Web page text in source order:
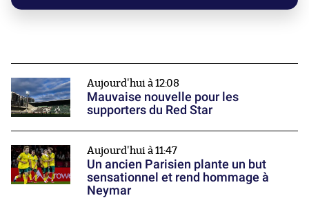
Aujourd'hui à 12:08
Mauvaise nouvelle pour les
supporters du Red Star
Aujourd'hui à 11:47
Un ancien Parisien plante un but
sensationnel et rend hommage à
Neymar